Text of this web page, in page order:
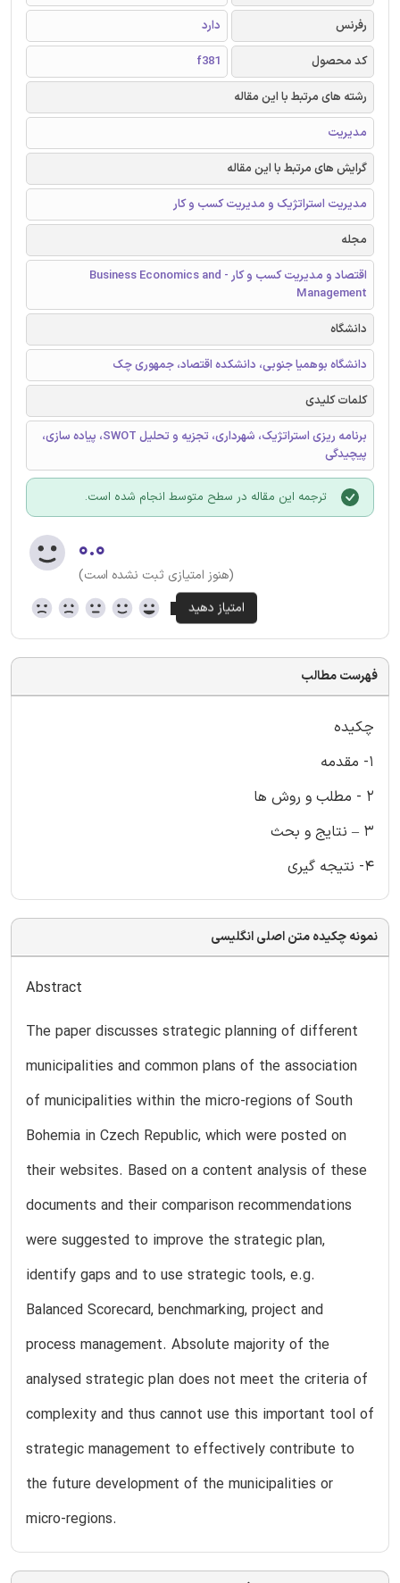
رفرنس
دارد
کد محصول
f381
رشته های مرتبط با این مقاله
مدیریت
گرایش های مرتبط با این مقاله
مدیریت استراتژیک و مدیریت کسب و کار
مجله
اقتصاد و مدیریت کسب و کار - Business Economics and
Management
دانشگاه
دانشگاه بوهمیا جنوبی، دانشکده اقتصاد، جمهوری چک
کلمات کلیدی
برنامه ریزی استراتژیک، شهرداری، تجزیه و تحلیل SWOT، پیاده سازی،
پیچیدگی
ترجمه این مقاله در سطح متوسط انجام شده است.
۰.۰
(هنوز امتیازی ثبت نشده است)
فهرست مطالب
چکیده
1- مقدمه
2 - مطلب و روش ها
3 – نتایج و بحث
4- نتیجه گیری
نمونه چکیده متن اصلی انگلیسی
Abstract
The paper discusses strategic planning of different
municipalities and common plans of the association
of municipalities within the micro-regions of South
Bohemia in Czech Republic, which were posted on
their websites. Based on a content analysis of these
documents and their comparison recommendations
were suggested to improve the strategic plan,
identify gaps and to use strategic tools, e.g.
Balanced Scorecard, benchmarking, project and
process management. Absolute majority of the
analysed strategic plan does not meet the criteria of
complexity and thus cannot use this important tool of
strategic management to effectively contribute to
the future development of the municipalities or
micro-regions.